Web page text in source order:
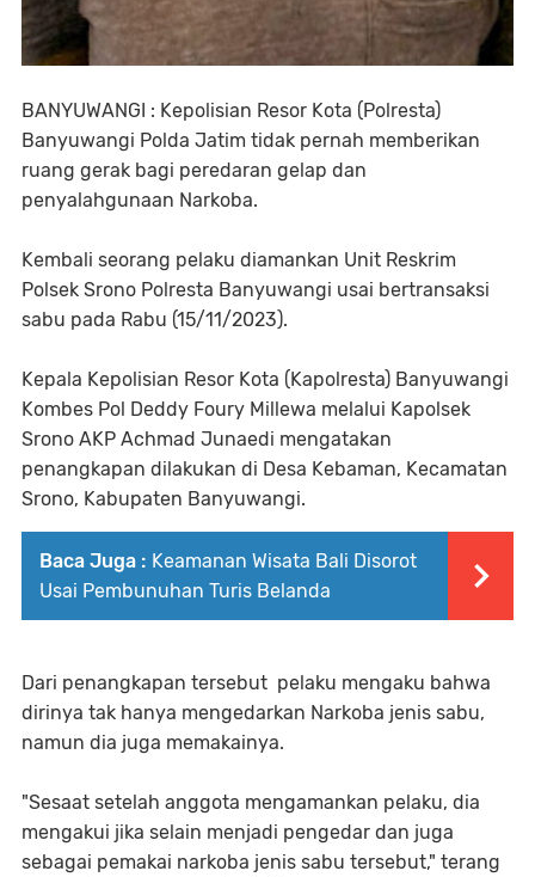
BANYUWANGI : Kepolisian Resor Kota (Polresta)
Banyuwangi Polda Jatim tidak pernah memberikan
ruang gerak bagi peredaran gelap dan
penyalahgunaan Narkoba.
Kembali seorang pelaku diamankan Unit Reskrim
Polsek Srono Polresta Banyuwangi usai bertransaksi
sabu pada Rabu (15/11/2023).
Kepala Kepolisian Resor Kota (Kapolresta) Banyuwangi
Kombes Pol Deddy Foury Millewa melalui Kapolsek
Srono AKP Achmad Junaedi mengatakan
penangkapan dilakukan di Desa Kebaman, Kecamatan
Srono, Kabupaten Banyuwangi.
Baca Juga : Keamanan Wisata Bali Disorot
Usai Pembunuhan Turis Belanda
Dari penangkapan tersebut pelaku mengaku bahwa
dirinya tak hanya mengedarkan Narkoba jenis sabu,
namun dia juga memakainya.
"Sesaat setelah anggota mengamankan pelaku, dia
mengakui jika selain menjadi pengedar dan juga
sebagai pemakai narkoba jenis sabu tersebut," terang